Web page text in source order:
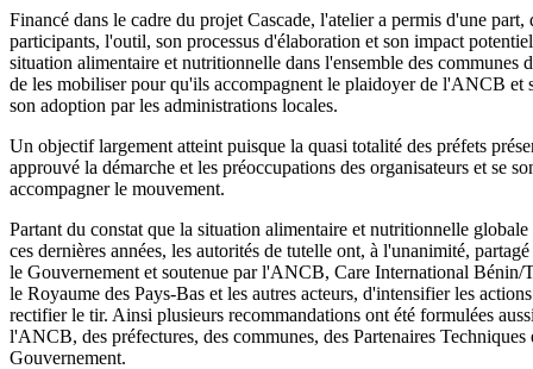
Financé dans le cadre du projet Cascade, l'atelier a permis d'une part,
participants, l'outil, son processus d'élaboration et son impact
situation alimentaire et nutritionnelle dans l'ensemble des communes
de les mobiliser pour qu'ils accompagnent le plaidoyer de l'ANCB et
son adoption par les administrations locales.
Un objectif largement atteint puisque la quasi totalité des préfets
approuvé la démarche et les préoccupations des organisateurs et se
accompagner le mouvement.
Partant du constat que la situation alimentaire et nutritionnelle
ces dernières années, les autorités de tutelle ont, à l'unanimité,
le Gouvernement et soutenue par l'ANCB, Care International Bénin/
le Royaume des Pays-Bas et les autres acteurs, d'intensifier les
rectifier le tir. Ainsi plusieurs recommandations ont été formulées
l'ANCB, des préfectures, des communes, des Partenaires Techniques
Gouvernement.